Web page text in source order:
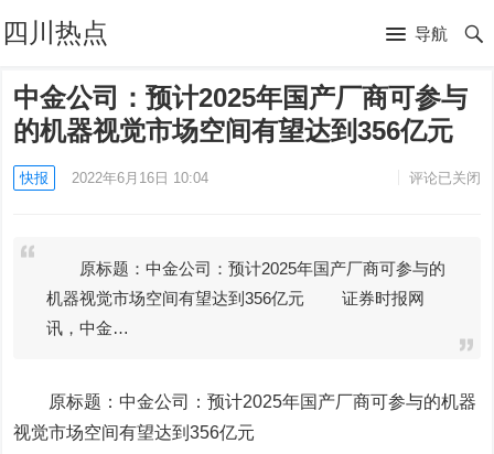
四川热点 导航
中金公司：预计2025年国产厂商可参与
的机器视觉市场空间有望达到356亿元
快报 2022年6月16日 10:04 评论已关闭
原标题：中金公司：预计2025年国产厂商可参与的
机器视觉市场空间有望达到356亿元 证券时报网
讯，中金…
原标题： 中金公司
：预计2025年国产厂商可参与的机器
视觉市场空间有望达到356亿元